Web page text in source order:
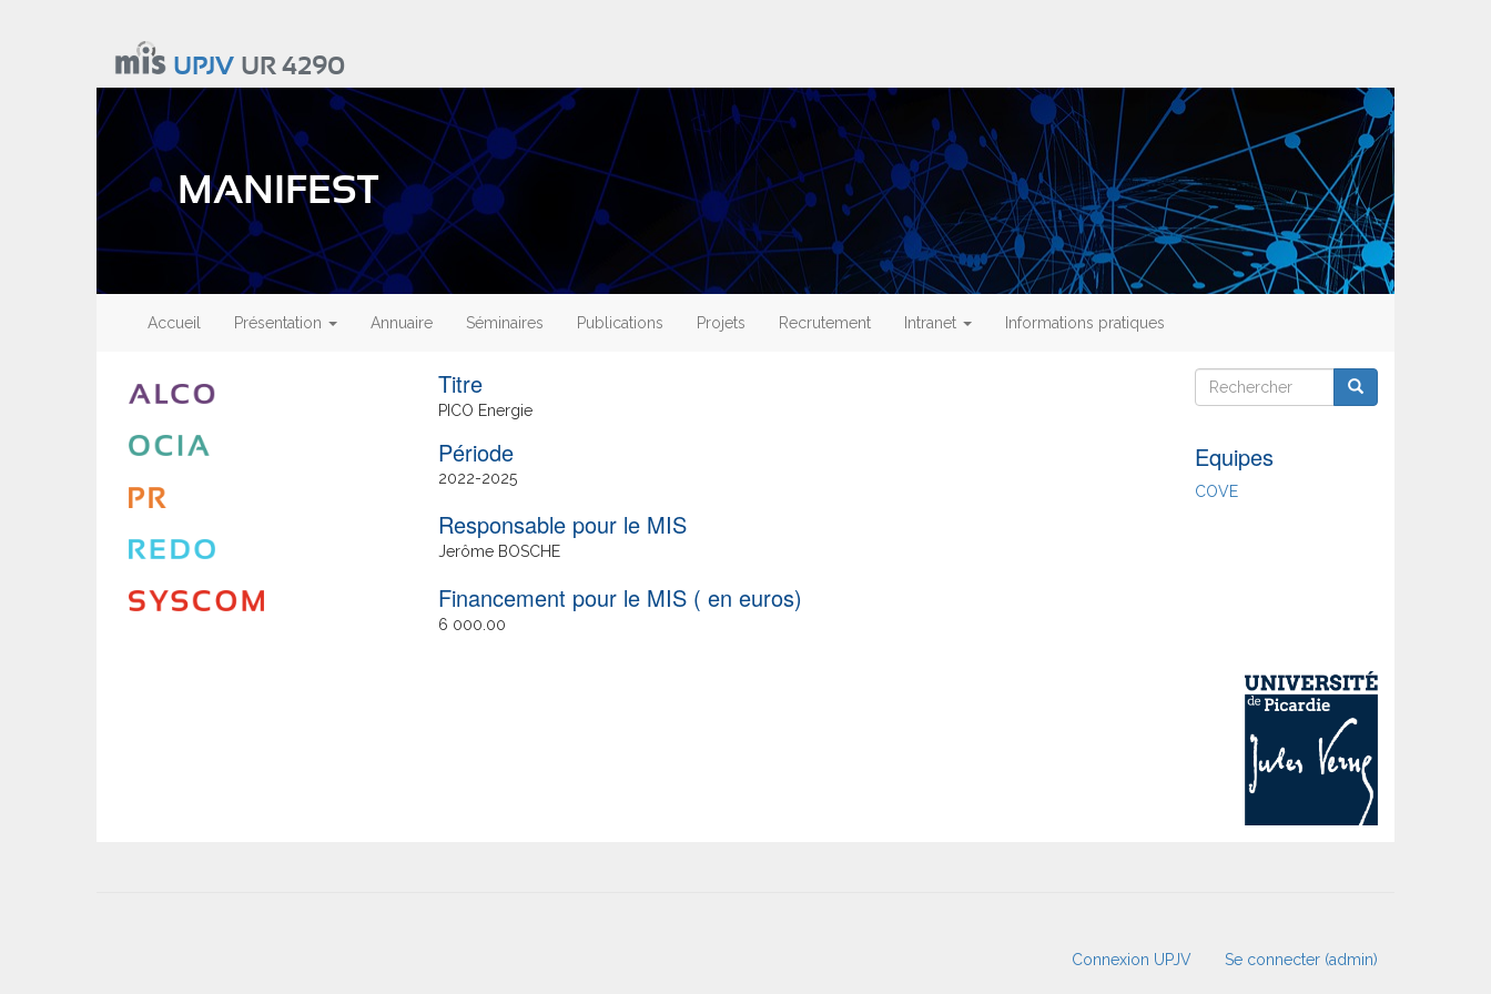
UPJVUR 4290
MANIFEST
Main
navigation
Accueil Présentation Annuaire Séminaires Publications Projets Recrutement Intranet Informations pratiques
Titre
PICO Energie
2022
Date
de
fin
2025
Responsable pour le MIS
Jerôme BOSCHE
Financement pour le MIS ( en euros)
6 000.00
Rechercher
Rechercher Rechercher
Equipes
COVE
Connexion UPJV Se connecter (admin)